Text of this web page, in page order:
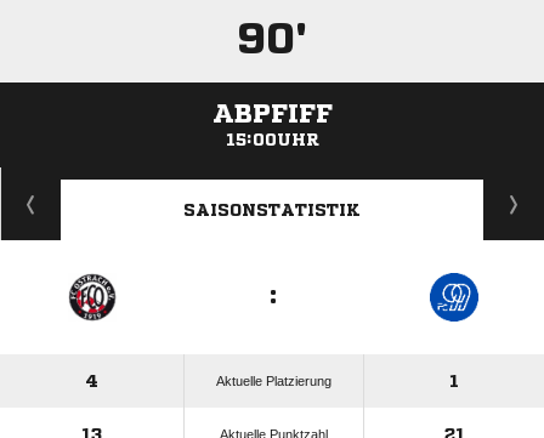
90'
ABPFIFF
15:00UHR
ANZEIGE
SAISONSTATISTIK
:
4 Aktuelle Platzierung 1
13 Aktuelle Punktzahl 21